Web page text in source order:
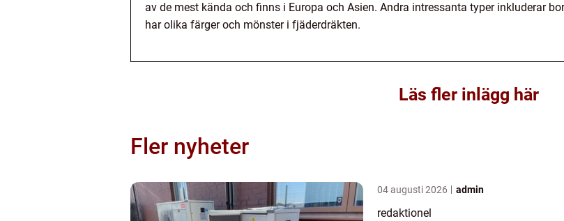
av de mest kända och finns i Europa och Asien. Andra intressanta typer inkluderar
har olika färger och mönster i fjäderdräkten.
Läs fler inlägg här
Fler nyheter
04 augusti 2026 admin
redaktionel